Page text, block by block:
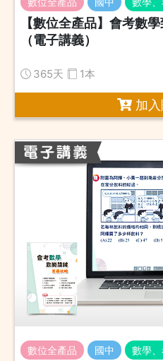
【數位全產品】會考數
（電子講義）
365天 1本
加
數位全產品 國中 數學